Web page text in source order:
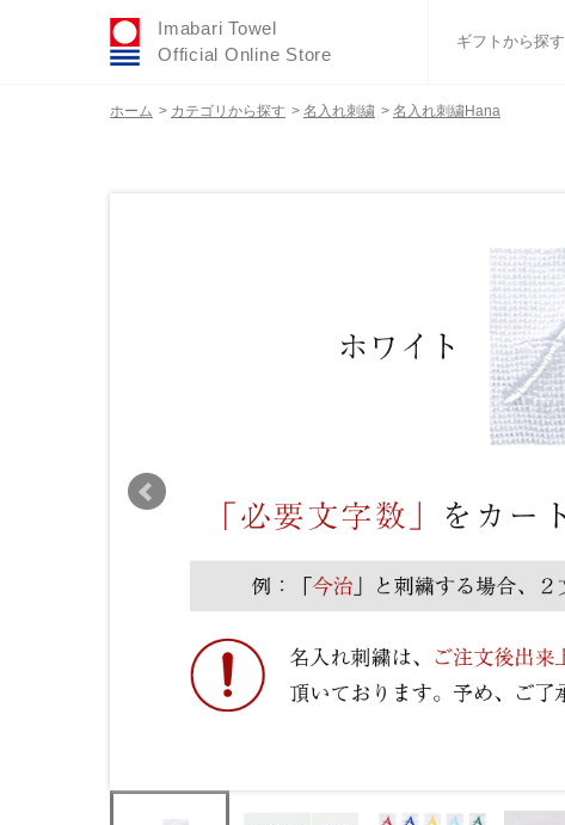
Imabari Towel
Official Online Store
ギフトから探す
ホーム > カテゴリから探す > 名入れ刺繍 > 名入れ刺繍Hana